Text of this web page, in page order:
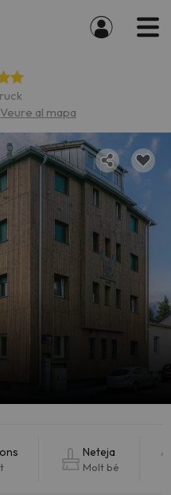
Veure al mapa
Neteja
Molt bé